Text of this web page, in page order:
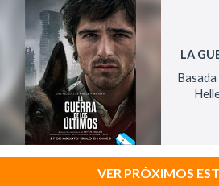
LA
VER PRÓXIMOS